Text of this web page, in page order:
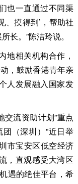
也一直通过不同渠
、摸得到’，帮助社
长。”陈洁玲说。
相关机构合作，
，鼓励香港青年亲
人发展融入国家发
流资助计划”重点
（深圳）”近日举
市宝安区低空经济
，直观感受大湾区
遇的绝佳平台，希